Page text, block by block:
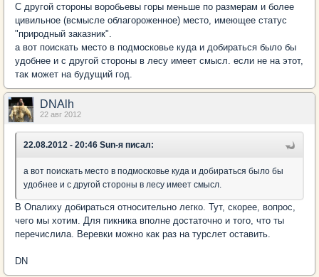
С другой стороны воробьевы горы меньше по размерам и более
цивильное (всмысле облагороженное) место, имеющее статус
"природный заказник".
а вот поискать место в подмосковье куда и добираться было бы
удобнее и с другой стороны в лесу имеет смысл. если не на этот,
так может на будущий год.
DNAlh
22 авг 2012
22.08.2012 - 20:46 Sun-я писал:
а вот поискать место в подмосковье куда и добираться было бы
удобнее и с другой стороны в лесу имеет смысл.
В Опалиху добираться относительно легко. Тут, скорее, вопрос,
чего мы хотим. Для пикника вполне достаточно и того, что ты
перечислила. Веревки можно как раз на турслет оставить.
DN